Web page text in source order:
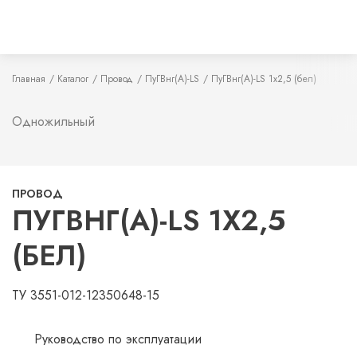
Главная Каталог Провод ПуГВнг(А)-LS ПуГВнг(А)-LS 1х2,5 (бел)
Одножильный
ПРОВОД
ПУГВНГ(А)-LS 1Х2,5
(БЕЛ)
ТУ 3551-012-12350648-15
Руководство по эксплуатации